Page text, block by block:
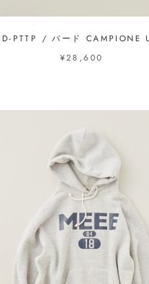
PTTP / バード CAMPIONE
¥28,600